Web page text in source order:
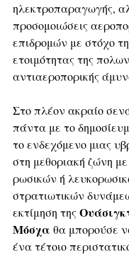
ηλεκτροπαραγωγής,
προσομοιώσεις
επιδρομών με στόχο τη
ετοιμότητας της
αντιαεροπορικής
Στο πλέον ακραίο
πάντα με το
το ενδεχόμενο μιας
στη μεθοριακή ζώνη
ρωσικών ή
στρατιωτικών
εκτίμηση της
Μόσχα θα μπορούσε
ένα τέτοιο